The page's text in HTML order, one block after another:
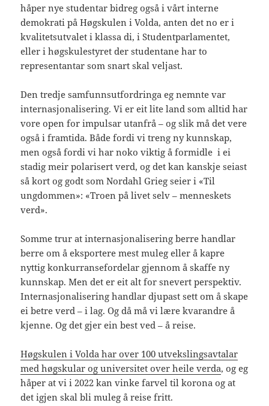
håper nye studentar bidreg også i vårt interne
demokrati på Høgskulen i Volda, anten det no er i
kvalitetsutvalet i klassa di, i Studentparlamentet,
eller i høgskulestyret der studentane har to
representantar som snart skal veljast.
Den tredje samfunnsutfordringa eg nemnte var
internasjonalisering. Vi er eit lite land som alltid har
vore open for impulsar utanfrå – og slik må det vere
også i framtida. Både fordi vi treng ny kunnskap,
men også fordi vi har noko viktig å formidle i ei
stadig meir polarisert verd, og det kan kanskje seiast
så kort og godt som Nordahl Grieg seier i «Til
ungdommen»: «Troen på livet selv – menneskets
verd».
Somme trur at internasjonalisering berre handlar
berre om å eksportere mest muleg eller å kapre
nyttig konkurransefordelar gjennom å skaffe ny
kunnskap. Men det er eit alt for snevert perspektiv.
Internasjonalisering handlar djupast sett om å skape
ei betre verd – i lag. Og då må vi lære kvarandre å
kjenne. Og det gjer ein best ved – å reise.
Høgskulen i Volda har over 100 utvekslingsavtalar
med høgskular og universitet over heile verda, og eg
håper at vi i 2022 kan vinke farvel til korona og at
det igjen skal bli muleg å reise fritt.